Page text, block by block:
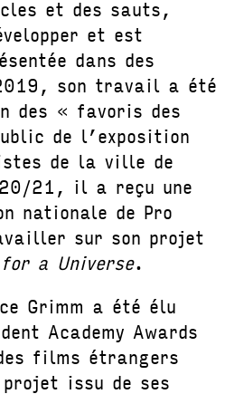
et des sauts,
et est
dans des
son travail a été
des « favoris des
de l’exposition
de la ville de
21, il a reçu une
nationale de Pro
sur son projet
a Universe.
Grimm a été élu
Academy Awards
films étrangers
issu de ses